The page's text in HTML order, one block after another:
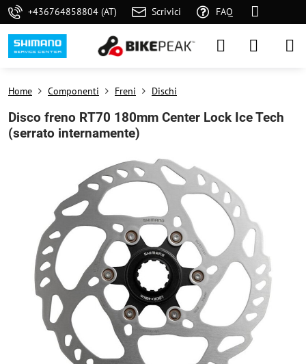
+436764858804 (AT) Scrivici FAQ
Home Componenti Freni Dischi
Disco freno RT70 180mm Center Lock Ice Tech
(serrato internamente)